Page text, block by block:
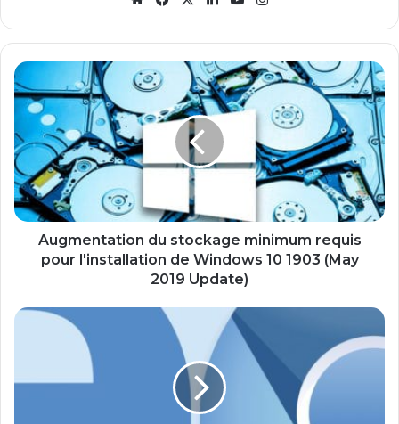
Augmentation
du
stockage
minimum
requis
pour
l'installation
de
Windows
Update)
Augmentation du stockage minimum requis
pour l'installation de Windows 10 1903 (May
2019 Update)
Télécharger